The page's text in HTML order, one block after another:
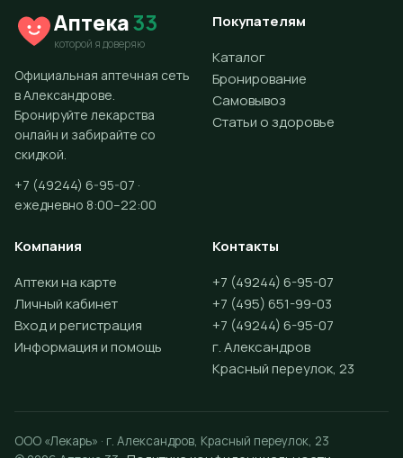
Аптека33
которой я доверяю
Официальная аптечная сеть
в Александрове.
Бронируйте лекарства
онлайн и забирайте со
скидкой.
+7 (49244) 6-95-07 ·
ежедневно 8:00–22:00
Покупателям
Каталог
Бронирование
Самовывоз
Статьи о здоровье
Компания
Аптеки на карте
Личный кабинет
Вход и регистрация
Информация и помощь
Контакты
+7 (49244) 6-95-07
+7 (495) 651-99-03
+7 (49244) 6-95-07
г. Александров
Красный переулок, 23
ООО «Лекарь» · г. Александров, Красный переулок, 23